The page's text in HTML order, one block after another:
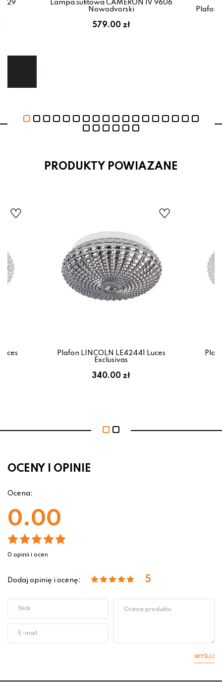
Lampa sufitowa CAMERON IV 9606
Nowodvorski
579.00 zł
Plafon
PRODUKTY POWIAZANE
Plafon LINCOLN LE42441 Luces
Exclusivas
340.00 zł
OCENY I OPINIE
Ocena:
0.00
0 opinii i ocen
Dodaj opinię i ocenę: 5
WYŚLIJ